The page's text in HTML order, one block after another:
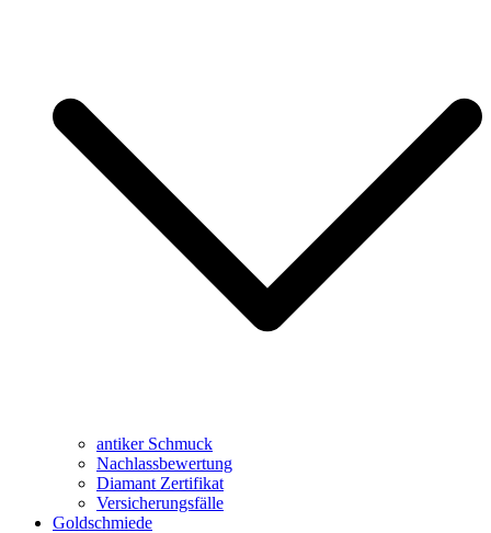
antiker Schmuck
Nachlassbewertung
Diamant Zertifikat
Versicherungsfälle
Goldschmiede